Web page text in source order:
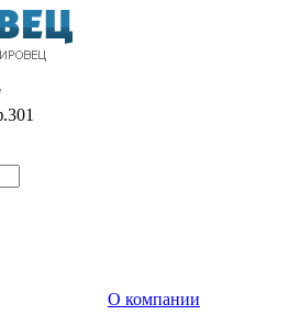
О компании